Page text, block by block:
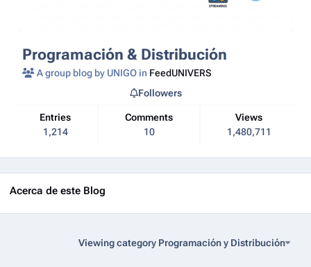
Programación & Distribución
A group blog by UNIGO in FeedUNIVERS
Entries
1,214
Comments
10
Views
1,480,711
Followers
Acerca de este Blog
Viewing category Programación y Distribución